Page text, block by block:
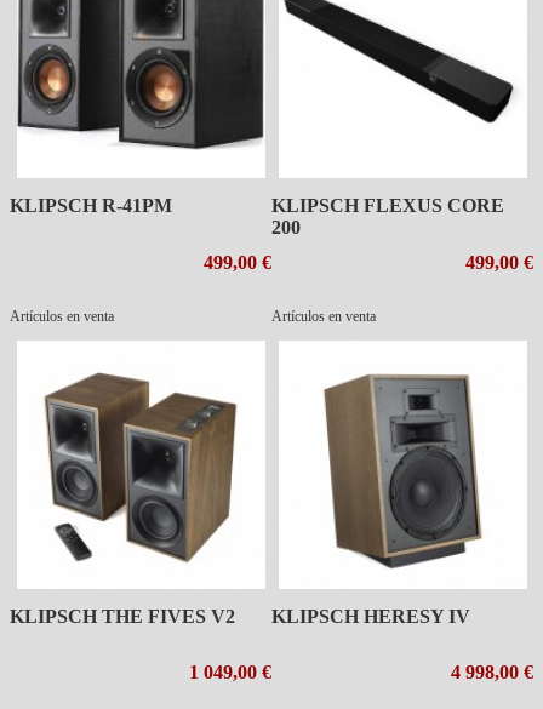
KLIPSCH R-41PM
499,00 €
Artículos en venta
KLIPSCH FLEXUS CORE
200
499,00 €
Artículos en venta
KLIPSCH THE FIVES V2
1 049,00 €
KLIPSCH HERESY IV
4 998,00 €